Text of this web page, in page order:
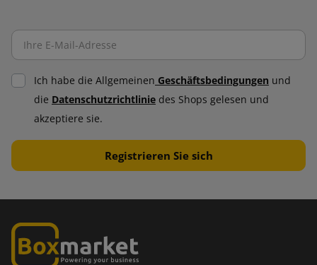
Ich habe die Allgemeinen Geschäftsbedingungen und
die Datenschutzrichtlinie des Shops gelesen und
akzeptiere sie.